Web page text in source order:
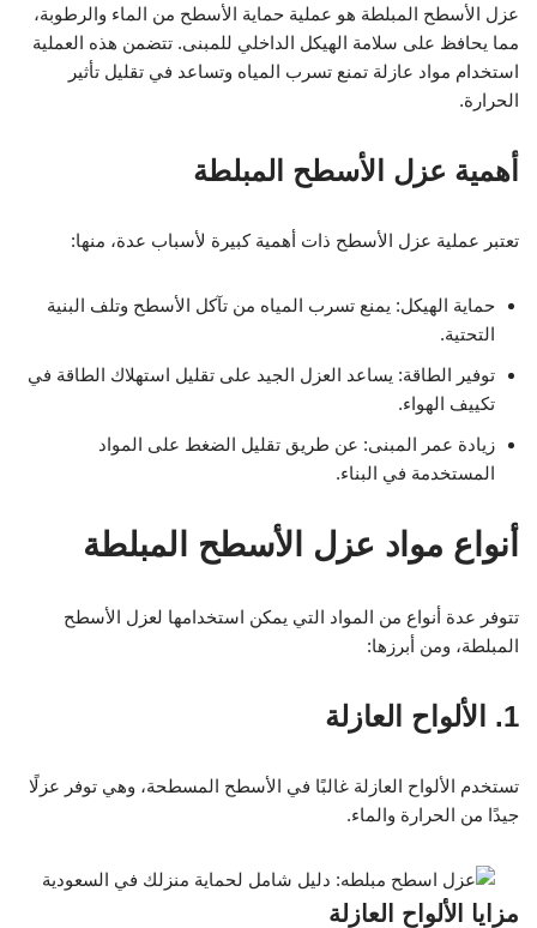
عزل الأسطح المبلطة هو عملية حماية الأسطح من الماء والرطوبة،
مما يحافظ على سلامة الهيكل الداخلي للمبنى. تتضمن هذه العملية
استخدام مواد عازلة تمنع تسرب المياه وتساعد في تقليل تأثير
الحرارة.
أهمية عزل الأسطح المبلطة
تعتبر عملية عزل الأسطح ذات أهمية كبيرة لأسباب عدة، منها:
حماية الهيكل: يمنع تسرب المياه من تآكل الأسطح وتلف البنية
التحتية.
توفير الطاقة: يساعد العزل الجيد على تقليل استهلاك الطاقة في
تكييف الهواء.
زيادة عمر المبنى: عن طريق تقليل الضغط على المواد
المستخدمة في البناء.
أنواع مواد عزل الأسطح المبلطة
تتوفر عدة أنواع من المواد التي يمكن استخدامها لعزل الأسطح
المبلطة، ومن أبرزها:
1. الألواح العازلة
تستخدم الألواح العازلة غالبًا في الأسطح المسطحة، وهي توفر عزلًا
جيدًا من الحرارة والماء.
مزايا الألواح العازلة